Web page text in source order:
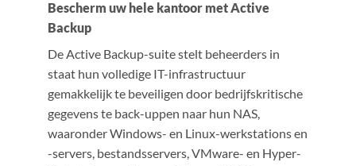
Bescherm uw hele kantoor met Active
Backup
De Active Backup-suite stelt beheerders in
staat hun volledige IT-infrastructuur
gemakkelijk te beveiligen door bedrijfskritische
gegevens te back-uppen naar hun NAS,
waaronder Windows- en Linux-werkstations en
-servers, bestandsservers, VMware- en Hyper-